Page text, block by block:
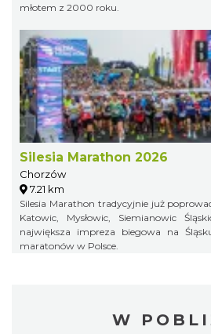
młotem z 2000 roku.
Silesia Marathon 2026
Chorzów
7.21 km
Silesia Marathon tradycyjnie już
Katowic, Mysłowic, Siemianowic
największa impreza biegowa na
maratonów w Polsce.
W